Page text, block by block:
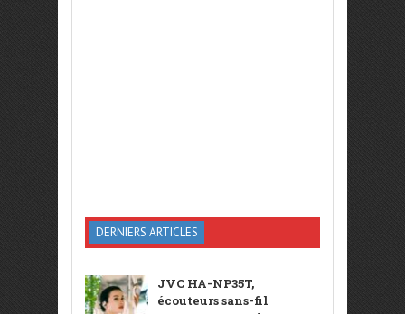
DERNIERS ARTICLES
JVC HA-NP35T,
écouteurs sans-fil